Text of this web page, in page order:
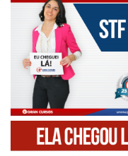
Depoimentos de